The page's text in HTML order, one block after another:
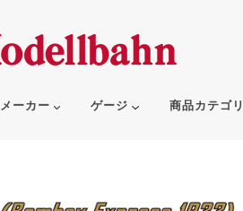
メーカー ゲージ 商品カテゴリ